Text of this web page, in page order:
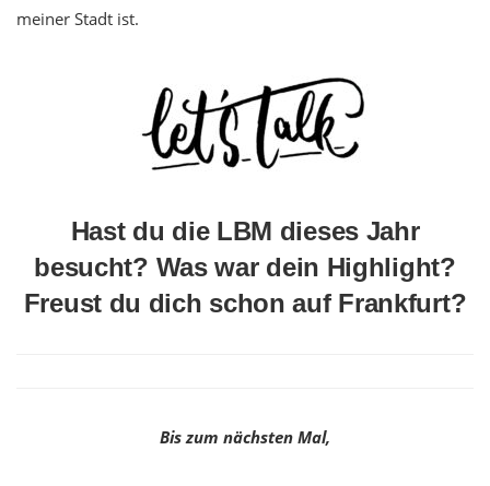
meiner Stadt ist.
Hast du die LBM dieses Jahr
besucht? Was war dein Highlight?
Freust du dich schon auf Frankfurt?
Bis zum nächsten Mal,